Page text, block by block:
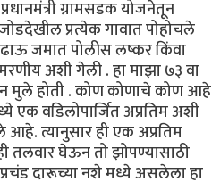
ग्रामसडक योजनेतून
प्रत्येक गावात पोहोचले
जमात पोलीस लष्कर किंवा
अशी गेली . हा माझा ७३ वा
मुले होती . कोण कोणाचे कोण आहे
एक वडिलोपार्जित अप्रतिम अशी
आहे. त्यानुसार ही एक अप्रतिम
तलवार घेऊन तो झोपण्यासाठी
दारूच्या नशे मध्ये असलेला हा